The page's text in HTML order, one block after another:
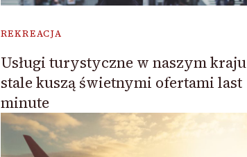
REKREACJA
Usługi turystyczne w naszym kraju
stale kuszą świetnymi ofertami last
minute